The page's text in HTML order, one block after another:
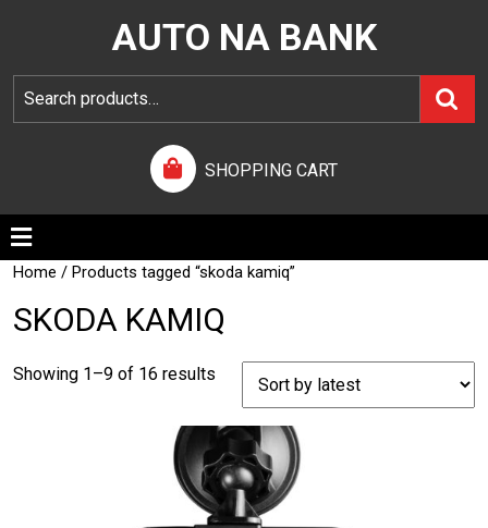
AUTO NA BANK
SHOPPING CART
Home / Products tagged “skoda kamiq”
SKODA KAMIQ
Showing 1–9 of 16 results